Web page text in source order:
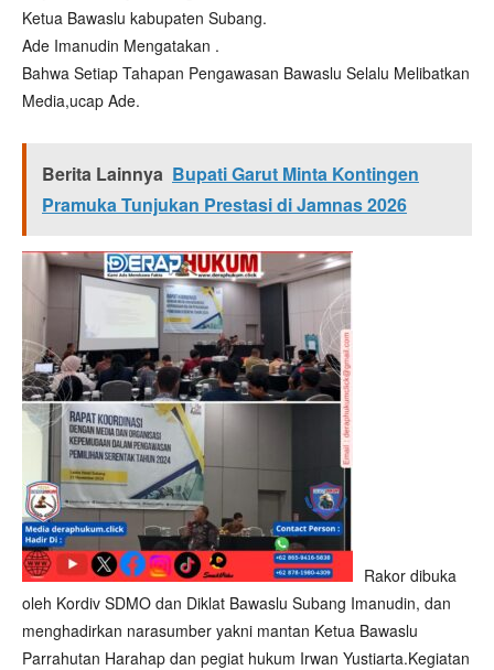
Ketua Bawaslu kabupaten Subang.
Ade Imanudin Mengatakan .
Bahwa Setiap Tahapan Pengawasan Bawaslu Selalu Melibatkan
Media,ucap Ade.
Berita Lainnya Bupati Garut Minta Kontingen
Pramuka Tunjukan Prestasi di Jamnas 2026
Rakor dibuka
oleh Kordiv SDMO dan Diklat Bawaslu Subang Imanudin, dan
menghadirkan narasumber yakni mantan Ketua Bawaslu
Parrahutan Harahap dan pegiat hukum Irwan Yustiarta.Kegiatan